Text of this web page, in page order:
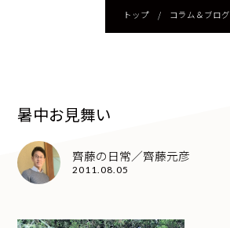
トップ/ コラム＆ブログ
暑中お見舞い
齊藤の日常／齊藤元彦
2011.08.05